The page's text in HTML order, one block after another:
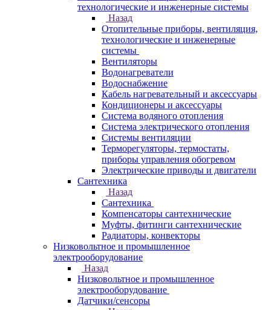
технологические и инженерные системы
Назад
Отопительные приборы, вентиляция,
технологические и инженерные
системы
Вентиляторы
Водонагреватели
Водоснабжение
Кабель нагревательный и аксессуары
Кондиционеры и аксессуары
Система водяного отопления
Система электрического отопления
Системы вентиляции
Терморегуляторы, термостаты,
приборы управления обогревом
Электрические приводы и двигатели
Сантехника
Назад
Сантехника
Компенсаторы сантехнические
Муфты, фитинги сантехнические
Радиаторы, конвекторы
Низковольтное и промышленное
электрооборудование
Назад
Низковольтное и промышленное
электрооборудование
Датчики/сенсоры